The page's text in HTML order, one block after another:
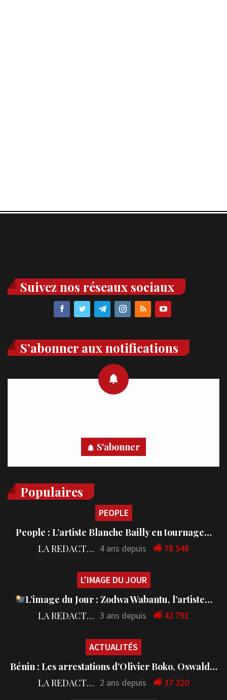
Suivez nos réseaux sociaux
S’abonner aux notifications
S'abonner
Populaires
PEOPLE
People : L’artiste Blanche Bailly en tournage…
LA REDACTION 4 ans depuis 78 548
L'IMAGE DU JOUR
L’image du Jour : Zodwa Wabantu, l’artiste…
LA REDACTION 3 ans depuis 42 791
ACTUALITÉS
Bénin : Les arrestations d’Olivier Boko, Oswald…
LA REDACTION 2 ans depuis 37 320